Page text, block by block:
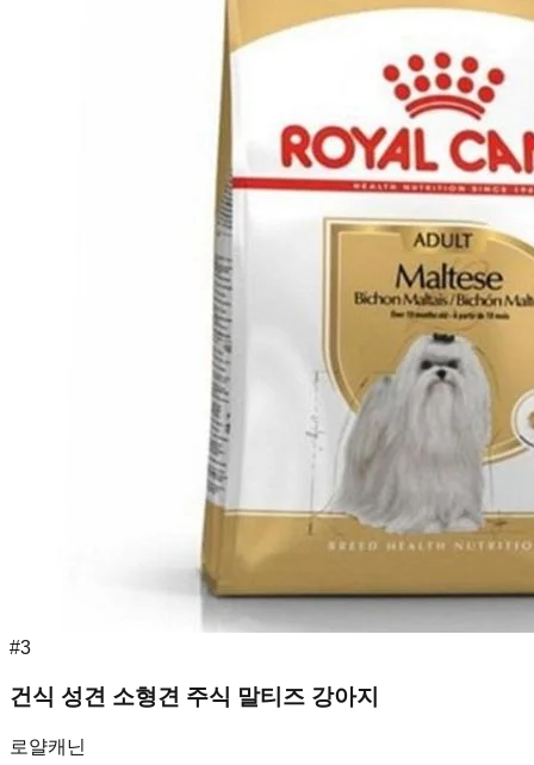
#3
건식 성견 소형견 주식 말티즈 강아지
로얄캐닌